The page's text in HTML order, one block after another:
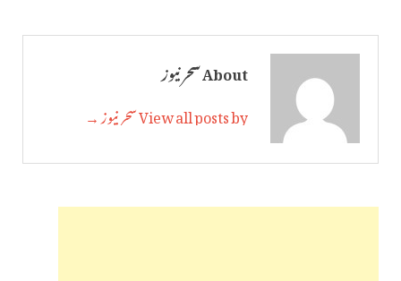
About سحر نیوز
View all posts by سحر نیوز →